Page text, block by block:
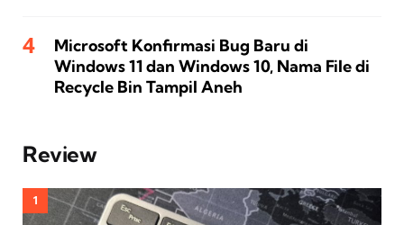
Microsoft Konfirmasi Bug Baru di
Windows 11 dan Windows 10, Nama File di
Recycle Bin Tampil Aneh
Review